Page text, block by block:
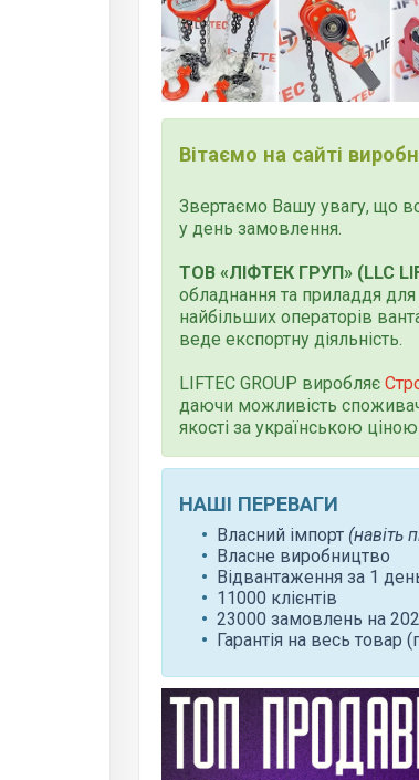
Вітаємо на сайті
Звертаємо Вашу увагу, що
у день замовлення.
ТОВ «ЛІФТЕК ГРУП» (LLC
обладнання та приладдя
найбільших операторів
веде експортну діяльність.
LIFTEC GROUP виробляє
даючи можливість
якості за українською
НАШІ ПЕРЕВАГИ
Власний імпорт (навіть
Власне виробництво
Відвантаження за 1
11000 клієнтів
23000 замовлень на
Гарантія на весь товар